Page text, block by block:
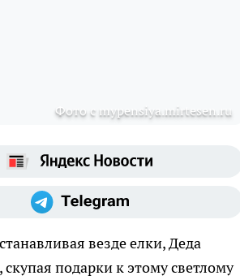
Фото с mypensiya.mirtesen.ru
везде елки, Деда
подарки к этому светлому